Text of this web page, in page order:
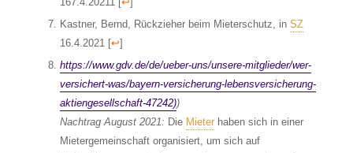
Kastner, Bernd, Rückzieher beim Mieterschutz, in SZ
16.4.2021[↩]
https://www.gdv.de/de/ueber-uns/unsere-mitglieder/wer-
versichert-was/bayern-versicherung-lebensversicherung-
aktiengesellschaft-47242))
Nachtrag August 2021: Die Mieterhaben sich in einer
Mietergemeinschaft organisiert, um sich auf